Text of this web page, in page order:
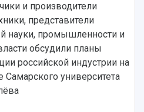
университет?
деятельность
научные коллективы
должностей научных
и производители
представители
науки, промышленности и
обсудили планы
российской индустрии на
Самарского университета